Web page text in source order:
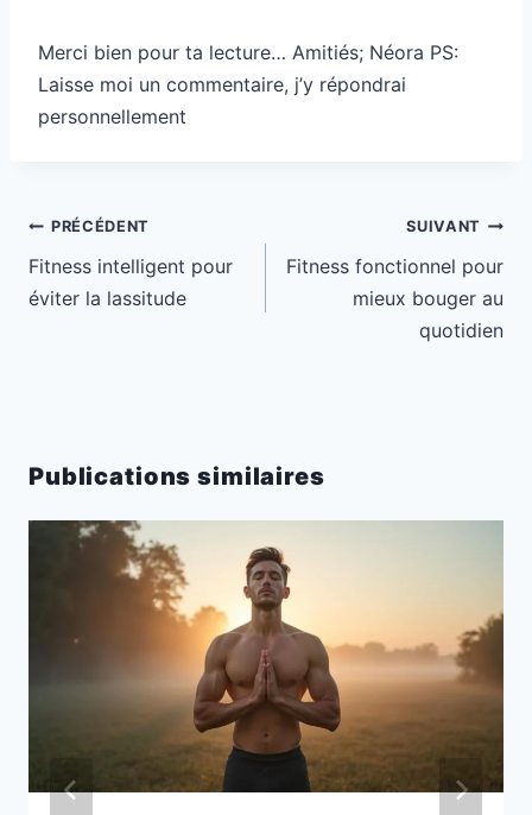
Merci bien pour ta lecture… Amitiés; Néora PS:
Laisse moi un commentaire, j’y répondrai
personnellement
Navigation
de
l’article
PRÉCÉDENT
Fitness intelligent pour
éviter la lassitude
SUIVANT
Fitness fonctionnel pour
mieux bouger au
quotidien
Publications similaires